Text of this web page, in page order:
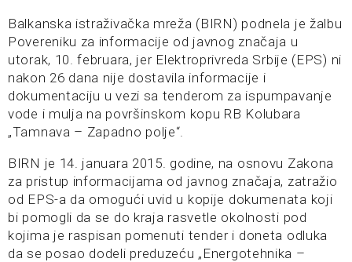
Balkanska istraživačka mreža (BIRN) podnela je žalbu
Povereniku za informacije od javnog značaja u
utorak, 10. februara, jer Elektroprivreda Srbije (EPS) ni
nakon 26 dana nije dostavila informacije i
dokumentaciju u vezi sa tenderom za ispumpavanje
vode i mulja na površinskom kopu RB Kolubara
„Tamnava – Zapadno polje“.
BIRN je 14. januara 2015. godine, na osnovu Zakona
za pristup informacijama od javnog značaja, zatražio
od EPS-a da omogući uvid u kopije dokumenata koji
bi pomogli da se do kraja rasvetle okolnosti pod
kojima je raspisan pomenuti tender i doneta odluka
da se posao dodeli preduzeću „Energotehnika –